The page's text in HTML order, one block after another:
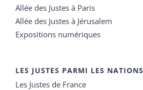
Allée des Justes à Paris
Allée des Justes à Jérusalem
Expositions numériques
LES JUSTES PARMI LES NATIONS
Les Justes de France